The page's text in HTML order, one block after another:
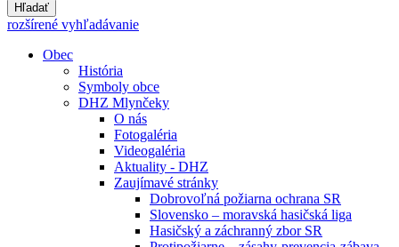
Hľadať
rozšírené vyhľadávanie
Obec
História
Symboly obce
DHZ Mlynčeky
O nás
Fotogaléria
Videogaléria
Aktuality - DHZ
Zaujímavé stránky
Dobrovoľná požiarna ochrana SR
Slovensko – moravská hasičská liga
Hasičský a záchranný zbor SR